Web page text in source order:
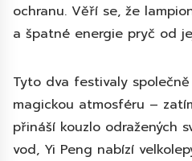
ochranu. Věří se, že
a špatné energie pryč od
Tyto dva festivaly
magickou atmosféru –
přináší kouzlo odražených
vod, Yi Peng nabízí